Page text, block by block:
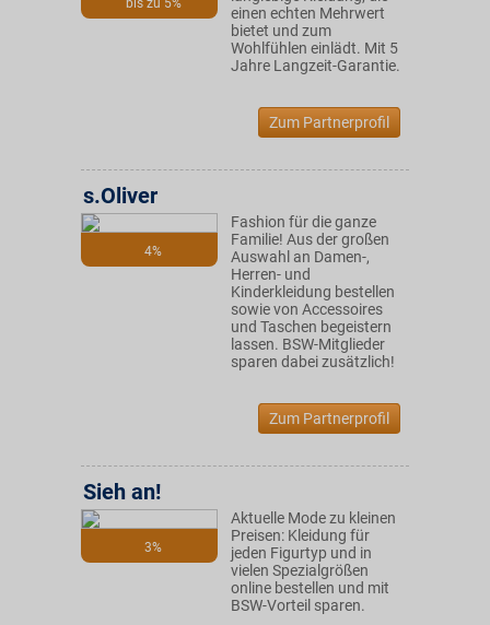
bis zu 5%
einen echten Mehrwert
bietet und zum
Wohlfühlen einlädt. Mit 5
Jahre Langzeit-Garantie.
Zum Partnerprofil
4%
s.Oliver
Fashion für die ganze
Familie! Aus der großen
Auswahl an Damen-,
Herren- und
Kinderkleidung bestellen
sowie von Accessoires
und Taschen begeistern
lassen. BSW-Mitglieder
sparen dabei zusätzlich!
Zum Partnerprofil
3%
Sieh an!
Aktuelle Mode zu kleinen
Preisen: Kleidung für
jeden Figurtyp und in
vielen Spezialgrößen
online bestellen und mit
BSW-Vorteil sparen.